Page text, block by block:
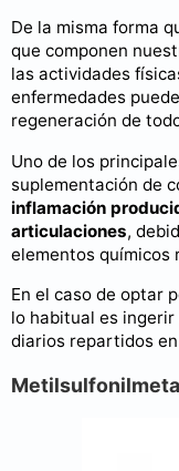
De la misma forma
que componen
las actividades
enfermedades
regeneración de
Uno de los
suplementación de
inflamación
articulaciones,
elementos químicos
En el caso de optar
lo habitual es ingerir
diarios repartidos